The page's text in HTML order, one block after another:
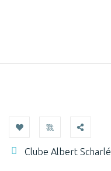
Clube Albert Scharlé